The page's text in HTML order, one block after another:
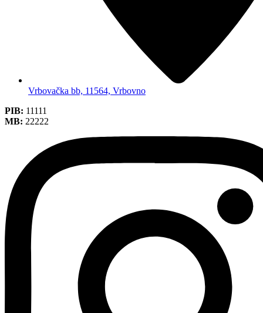
Vrbovačka bb, 11564, Vrbovno
PIB: 11111
MB: 22222